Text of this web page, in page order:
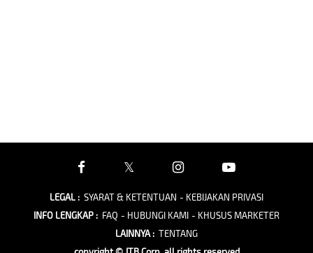
LEGAL: SYARAT & KETENTUAN - KEBIJAKAN PRIVASI
INFO LENGKAP: FAQ - HUBUNGI KAMI - KHUSUS MARKETER
LAINNYA: TENTANG